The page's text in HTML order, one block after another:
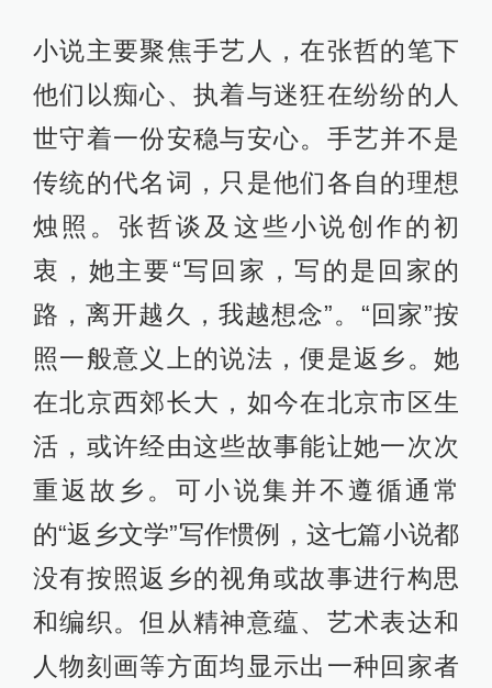
小说主要聚焦手艺人，在张哲的笔下
他们以痴心、执着与迷狂在纷纷的人
世守着一份安稳与安心。手艺并不是
传统的代名词，只是他们各自的理想
烛照。张哲谈及这些小说创作的初
衷，她主要“写回家，写的是回家的
路，离开越久，我越想念”。“回家”按
照一般意义上的说法，便是返乡。她
在北京西郊长大，如今在北京市区生
活，或许经由这些故事能让她一次次
重返故乡。可小说集并不遵循通常
的“返乡文学”写作惯例，这七篇小说都
没有按照返乡的视角或故事进行构思
和编织。但从精神意蕴、艺术表达和
人物刻画等方面均显示出一种回家者